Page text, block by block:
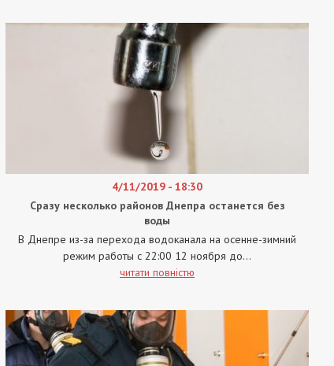
4/11/2019 - 18:30
Сразу несколько районов Днепра останется без
воды
В Днепре из-за перехода водоканала на осенне-зимний
режим работы с 22:00 12 ноября до...
читати повністю